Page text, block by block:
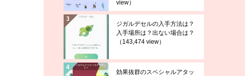
view）
ジガルデセルの入手方法は？
入手場所は？出ない場合は？
（143,474 view）
効果抜群のスペシャルアタッ